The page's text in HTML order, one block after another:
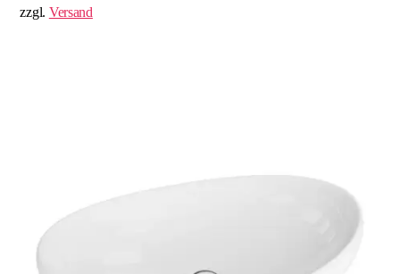
zzgl. Versand